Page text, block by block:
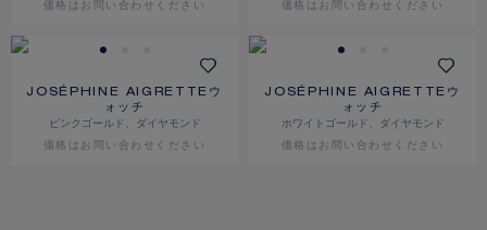
価格は​お問い合わせください 価格は​お問い合わせください
JOSÉPHINE AIGRETTEウ
ォッチ
ピンクゴールド、ダイヤモンド
価格は​お問い合わせください
JOSÉPHINE AIGRETTEウ
ォッチ
ホワイトゴールド、ダイヤモンド
価格は​お問い合わせください